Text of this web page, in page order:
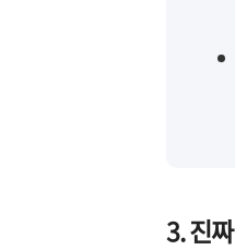
3. 진